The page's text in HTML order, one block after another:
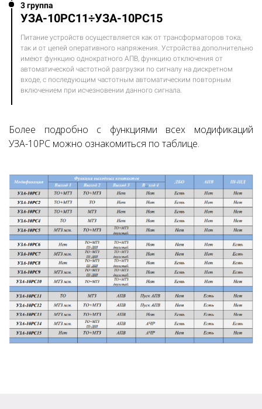
3 группа
УЗА-10РС11÷УЗА-10РС15
Питание устройств осуществляется как от трансформаторов тока,
так и от цепей оперативного напряжения. Устройства дополнительно
имеют функцию однократного АПВ, функцию отключения от
автоматической частотной разгрузки по сигналу на дискретном
входе, с последующим частотным автоматическим повторным
включением при исчезновении данного сигнала.
Более подробно с функциями всех модификаций
УЗА-10РС можно ознакомиться по таблице.